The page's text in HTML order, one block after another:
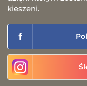
kieszeni.